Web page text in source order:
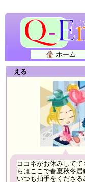
ホーム
える
ココネがお休みしてて
らはここで春夏秋冬居
いつも拍手をくださる